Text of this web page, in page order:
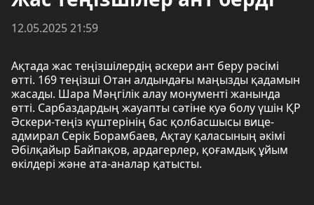
12.05.2025 21:59
Ақтада жас теңізшілердің әскери ант беру рәсімі
өтті. 169 теңізші Отан алдындағы маңызды қадамын
жасады. Шара Мәңгілік алау монументі жанында
өтті. Сарбаздардың жауапты сәтіне куә болу үшін ҚР
Әскери-теңіз күштерінің бас қолбасшысы вице-
адмирал Серік Борамбаев, Ақтау қаласының әкімі
Әбілқайыр Байпақов, ардагерлер, қоғамдық ұйым
өкілдері және ата-аналар қатысты.